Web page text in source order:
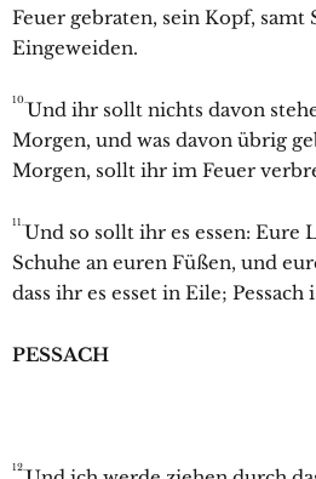
Feuer gebraten, sein Kopf, samt
Eingeweiden.
10.Und ihr sollt nichts davon
Morgen, und was davon übrig
Morgen, sollt ihr im Feuer
11.Und so sollt ihr es essen: Eure
Schuhe an euren Füßen, und
dass ihr es esset in Eile; Pessach
PESSACH
12.